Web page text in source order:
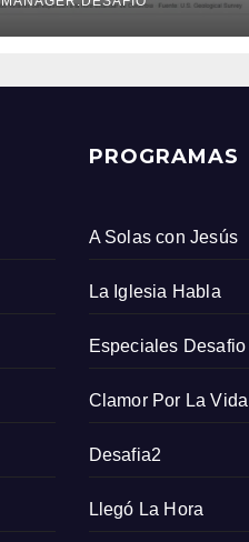
Servicio Geológico
Colombiano
PROGRAMAS
A Solas con Jesús
La Iglesia Habla
Especiales Desafio
Clamor Por La Vida
Desafia2
Llegó La Hora